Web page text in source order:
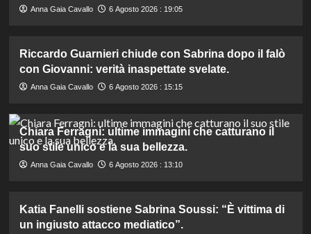
Anna Gaia Cavallo 6 Agosto 2026 : 19:05
Riccardo Guarnieri chiude con Sabrina dopo il falò
con Giovanni: verità inaspettate svelate.
Anna Gaia Cavallo 6 Agosto 2026 : 15:15
Chiara Ferragni: ultime immagini che catturano il
suo stile unico e la sua bellezza.
Anna Gaia Cavallo 6 Agosto 2026 : 13:10
Katia Fanelli sostiene Sabrina Soussi: “È vittima di
un ingiusto attacco mediatico”.